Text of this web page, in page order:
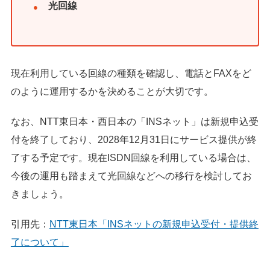
光回線
現在利用している回線の種類を確認し、電話とFAXをど
のように運用するかを決めることが大切です。
なお、NTT東日本・西日本の「INSネット」は新規申込受
付を終了しており、2028年12月31日にサービス提供が終
了する予定です。現在ISDN回線を利用している場合は、
今後の運用も踏まえて光回線などへの移行を検討してお
きましょう。
引用先： NTT東日本「INSネットの新規申込受付・提供終
了について」